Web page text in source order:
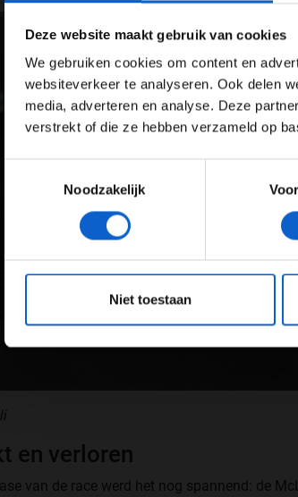
Deze website maakt gebruik van cookies
We gebruiken cookies om content en
websiteverkeer te analyseren. Ook delen
media, adverteren en analyse. Deze
verstrekt of die ze hebben verzameld op
Noodzakelijk
Niet toestaan
en verloren
van de race werd het nog spannend: de
JONGER
*Raadpleeg ons